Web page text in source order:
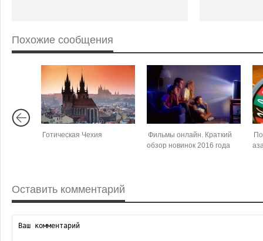
Похожие сообщения
Готическая Чехия
Фильмы онлайн. Краткий
обзор новинок 2016 года
Оставить комментарий